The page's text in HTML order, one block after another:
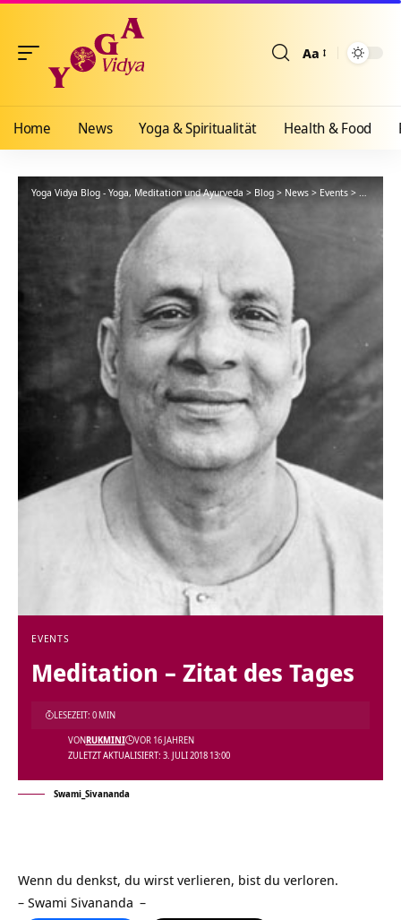
Aa
Home News Yoga & Spiritualität Health & Food
Yoga Vidya Blog - Yoga, Meditation und Ayurveda > Blog > News > Events >
EVENTS
Meditation – Zitat des Tages
ZULETZT AKTUALISIERT: 3. JULI 2018 13:00
VONRUKMINI VOR 16 JAHREN
LESEZEIT: 0 MIN
Swami_Sivananda
Wenn du denkst, du wirst verlieren, bist du verloren.
– Swami Sivananda –